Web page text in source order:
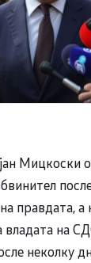
Мицкоски
правдата, а
владата на
неколку